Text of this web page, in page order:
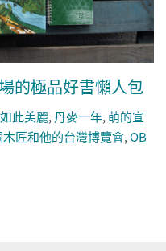
的極品好書懶人包
此美麗,丹麥一年,萌的宣
木匠和他的台灣博覽會,OB